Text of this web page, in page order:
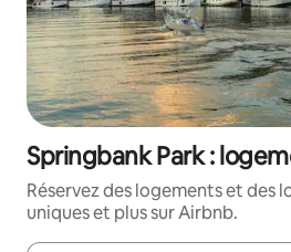
Springbank Park :
Réservez des logements et des
uniques et plus sur Airbnb.